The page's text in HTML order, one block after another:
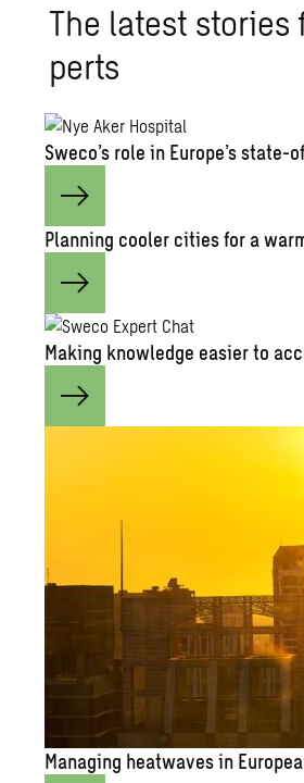
The lat­est
perts
Sweco’s role in Eu­rope’s
Plan­ning cooler cities for a
Mak­ing knowl­edge eas­ier to
Man­ag­ing heat­waves in